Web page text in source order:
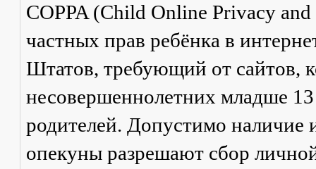
COPPA (Child Online Privacy
частных прав ребёнка в
Штатов, требующий от сайтов,
несовершеннолетних младше 13
родителей. Допустимо наличие
опекуны разрешают сбор